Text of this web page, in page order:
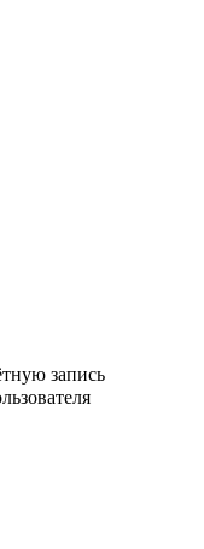
запись